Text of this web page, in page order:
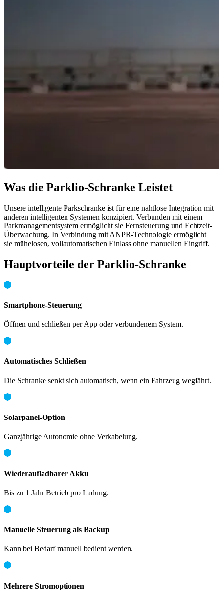
Was die Parklio-Schranke Leistet
Unsere intelligente Parkschranke ist für eine nahtlose Integration mit
anderen intelligenten Systemen konzipiert. Verbunden mit einem
Parkmanagementsystem ermöglicht sie Fernsteuerung und Echtzeit-
Überwachung. In Verbindung mit ANPR-Technologie ermöglicht
sie mühelosen, vollautomatischen Einlass ohne manuellen Eingriff.
Hauptvorteile der Parklio-Schranke
Smartphone-Steuerung
Öffnen und schließen per App oder verbundenem System.
Automatisches Schließen
Die Schranke senkt sich automatisch, wenn ein Fahrzeug wegfährt.
Solarpanel-Option
Ganzjährige Autonomie ohne Verkabelung.
Wiederaufladbarer Akku
Bis zu 1 Jahr Betrieb pro Ladung.
Manuelle Steuerung als Backup
Kann bei Bedarf manuell bedient werden.
Mehrere Stromoptionen